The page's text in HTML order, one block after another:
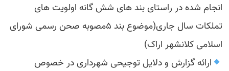
انجام شده در راستای بند های شش گانه اولویت های
تملکات سال جاری(موضوع بند ۵مصوبه صحن رسمی شورای
اسلامی کلانشهر اراک)
ارائه گزارش و دلایل توجیحی شهرداری در خصوص